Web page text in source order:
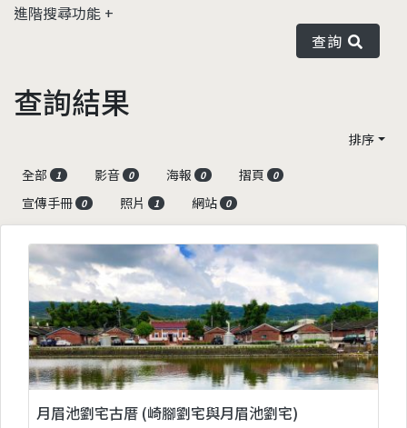
進階搜尋功能
查詢
查詢結果
排序
全部
1 影音 0 海報 0 摺頁 0
宣傳手冊 0 照片 1 網站 0
月眉池劉宅古厝 (崎腳劉宅與月眉池劉宅)